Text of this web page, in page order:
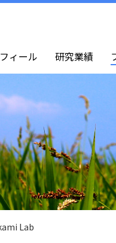
ィール 研究業績
Lab